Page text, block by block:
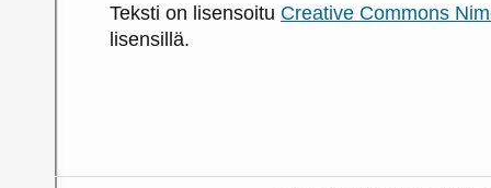
Teksti on lisensoitu Creative Commons
lisensillä.